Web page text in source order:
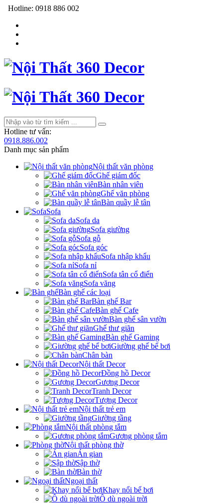
Hotline: 0918 886 002
Hotline tư vấn:
0918.886.002
Danh mục sản phẩm
Nội thất văn phòng
Ghế giám đốc
Bàn nhân viên
Ghế văn phòng
Bàn quầy lễ tân
Sofa
Sofa da
Sofa giường
Sofa gỗ
Sofa góc
Sofa nhập khẩu
Sofa nỉ
Sofa tân cổ điển
Sofa văng
Bàn ghế các loại
Bàn ghế Bar
Bàn ghế Cafe
Bàn ghế sân vườn
Ghế thư giãn
Bàn ghế Gaming
Giường ghế bể bơi
Chân bàn
Nội thất Decor
Đồng hồ Decor
Gương Decor
Tranh Decor
Tượng Decor
Nội thất trẻ em
Giường tầng
Nội thất phòng tắm
Gương phòng tắm
Nội thất phòng thờ
Án gian
Sập thờ
Bàn thờ
Ngoại thất
Khay nổi bể bơi
Ô dù ngoài trời